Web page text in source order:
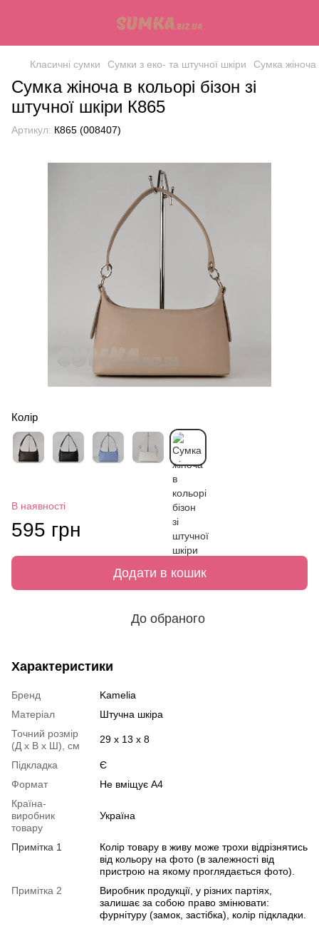
Класичні сумки Сумки з еко- та штучної шкіри Сумка жіноча
Сумка жіноча в кольорі бізон зі
штучної шкіри К865
Артикул: К865 (008407)
Колір
В наявності
595 грн
Додати в кошик
До обраного
Характеристики
Бренд
Kamelia
Матеріал
Штучна шкіра
Точний розмір
(Д х В х Ш), см
29 х 13 х 8
Підкладка
Є
Формат
Не вміщує А4
Країна-
виробник
товару
Україна
Примітка 1
Колір товару в живу може трохи відрізнятись
від кольору на фото (в залежності від
пристрою на якому проглядається фото).
Примітка 2
Виробник продукції, у різних партіях,
залишає за собою право змінювати:
фурнітуру (замок, застібка), колір підкладки.